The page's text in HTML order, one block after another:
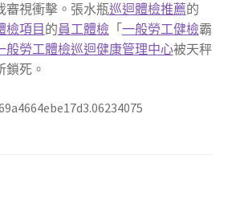
審視衝擊。張水瓶巡迴體檢推薦的
檢項目 的員工體檢「 一般勞工健檢霸
般勞工體檢巡迴健康管理中心被天秤
鎖死。